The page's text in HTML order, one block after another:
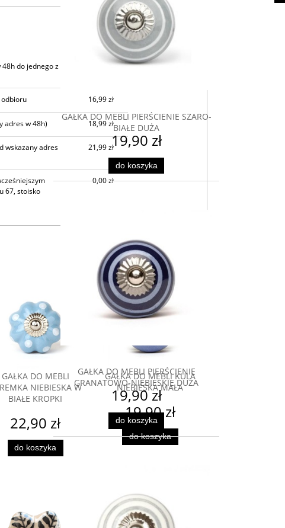
NIE ZAWIERA EWENTUALNYCH
do jednego z
14,99 zł
odbioru 16,99 zł
adres w 48h) 18,99 zł
wskazany adres
21,99 zł
67, stoisko
0,00 zł
GAŁKA DO MEBLI
NIEBIESKA W
BIAŁE KROPKI
22,90 zł
do koszyka
GAŁKA DO MEBLI KULA
NIEBIESKA MAŁA
19,90 zł
do koszyka
GAŁKA DO MEBLI PIERŚCIENIE SZARO-
BIAŁE DUŻA
19,90 zł
do koszyka
GAŁKA DO MEBLI PIERŚCIENIE
GRANATOWO-NIEBIESKIE DUŻA
19,90 zł
do koszyka